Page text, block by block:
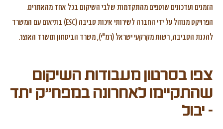
הזמנים ועדכונים שוטפים מהתקדמות שלבי השיקום בכל אחד מהאתרים.
הפרויקט מנוהל על ידי החברה לשירותי איכות סביבה (ESC) בתיאום עם המשרד
להגנת הסביבה, רשות מקרקעי ישראל (רמ"י), משרד הביטחון ומשרד האוצר.
צפו בסרטון מעבודות השיקום
שהתקיימו לאחרונה במפח"ק יתד
- יבול